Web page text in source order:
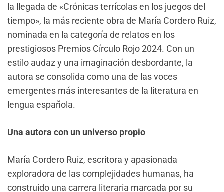
la llegada de «Crónicas terrícolas en los juegos del
tiempo», la más reciente obra de María Cordero Ruiz,
nominada en la categoría de relatos en los
prestigiosos Premios Círculo Rojo 2024. Con un
estilo audaz y una imaginación desbordante, la
autora se consolida como una de las voces
emergentes más interesantes de la literatura en
lengua española.
Una autora con un universo propio
María Cordero Ruiz, escritora y apasionada
exploradora de las complejidades humanas, ha
construido una carrera literaria marcada por su